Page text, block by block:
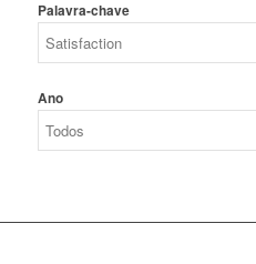
Palavra-chave
Ano